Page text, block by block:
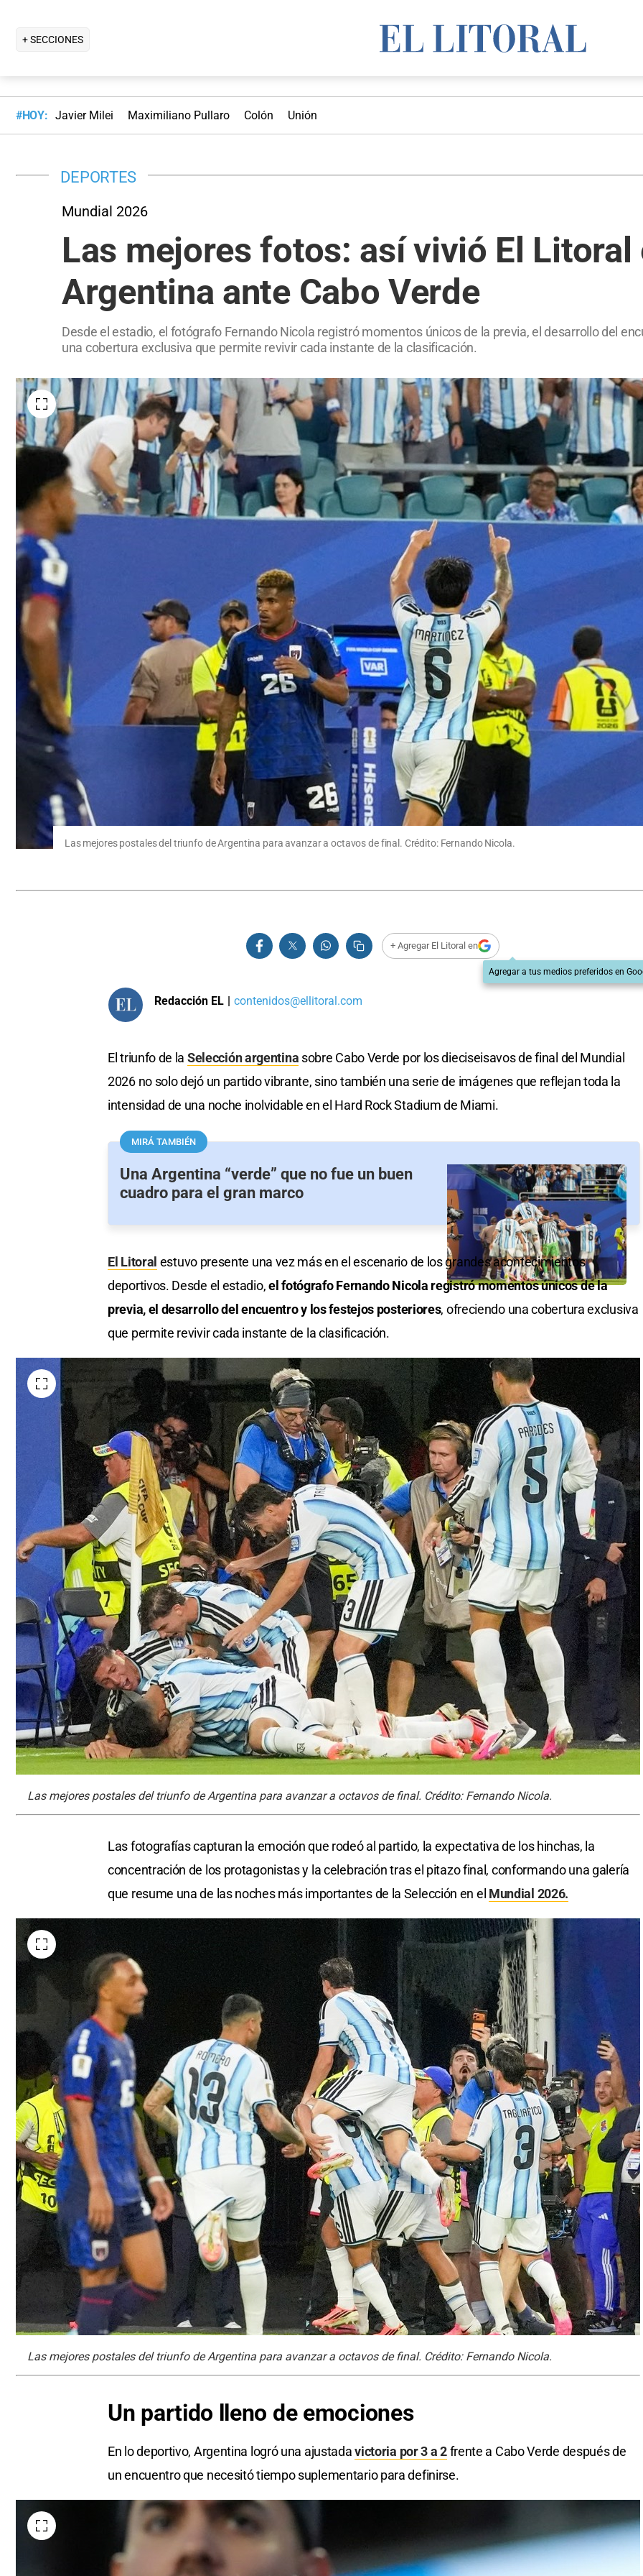
+ SECCIONES
#HOY: Javier Milei Maximiliano Pullaro Colón Unión
DEPORTES
Mundial 2026
Las mejores fotos: así vivió El
Argentina ante Cabo Verde
Desde el estadio, el fotógrafo Fernando Nicola registró momentos únicos de la previa, el desarrollo del
una cobertura exclusiva que permite revivir cada instante de la clasificación.
Las mejores postales del triunfo de Argentina para avanzar a octavos de final. Crédito: Fernando Nicola.
+ Agregar El Litoral en
Agregar a tus medios preferidos en
Redacción EL | contenidos@ellitoral.com
El triunfo de la Selección argentina sobre Cabo Verde por los dieciseisavos de final del Mundial
2026 no solo dejó un partido vibrante, sino también una serie de imágenes que reflejan toda la
intensidad de una noche inolvidable en el Hard Rock Stadium de Miami.
MIRÁ TAMBIÉN
Una Argentina “verde” que no fue un buen
cuadro para el gran marco
El Litoral estuvo presente una vez más en el escenario de los grandes acontecimientos
deportivos. Desde el estadio,el fotógrafo Fernando Nicola registró momentos únicos de la
previa, el desarrollo del encuentro y los festejos posteriores, ofreciendo una cobertura exclusiva
que permite revivir cada instante de la clasificación.
Las mejores postales del triunfo de Argentina para avanzar a octavos de final. Crédito: Fernando Nicola.
Las fotografías capturan la emoción que rodeó al partido, la expectativa de los hinchas, la
concentración de los protagonistas y la celebración tras el pitazo final, conformando una galería
que resume una de las noches más importantes de la Selección en el Mundial 2026.
Las mejores postales del triunfo de Argentina para avanzar a octavos de final. Crédito: Fernando Nicola.
Un partido lleno de emociones
En lo deportivo, Argentina logró una ajustadavictoria por 3 a 2frente a Cabo Verde después de
un encuentro que necesitó tiempo suplementario para definirse.